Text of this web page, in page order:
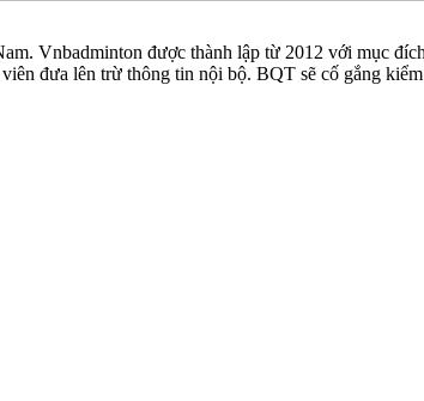
Vnbadminton được thành lập từ 2012 với mục
đưa lên trừ thông tin nội bộ. BQT sẽ cố gắng